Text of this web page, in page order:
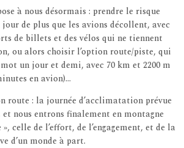
à nous désormais : prendre le risque
jour de plus que les avions décollent, avec
de billets et des vélos qui ne tiennent
ou alors choisir l’option route/piste, qui
un jour et demi, avec 70 km et 2200 m
en avion)…
route : la journée d’acclimatation prévue
et nous entrons finalement en montagne
celle de l’effort, de l’engagement, et de la
d’un monde à part.